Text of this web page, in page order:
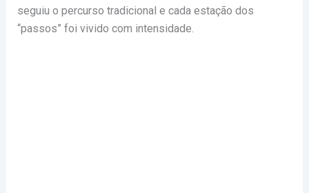
seguiu o percurso tradicional e cada estação dos
“passos” foi vivido com intensidade.